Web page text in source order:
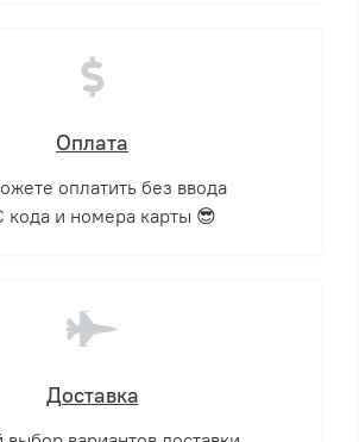
Оплата
оплатить без ввода
кода и номера карты 😎
Доставка